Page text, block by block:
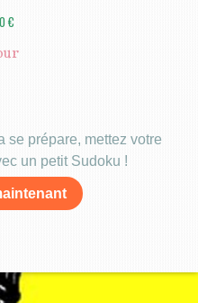
€
se prépare, mettez votre
un petit Sudoku !